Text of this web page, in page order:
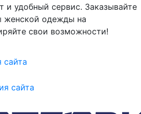
и удобный сервис. Заказывайте
женской одежды на
свои возможности!
сайта
сайта